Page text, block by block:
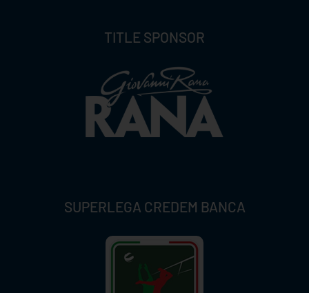
TITLE SPONSOR
SUPERLEGA CREDEM BANCA